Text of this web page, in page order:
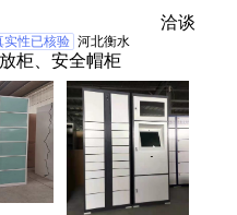
洽谈
实性已核验 河北衡水
柜、安全帽柜